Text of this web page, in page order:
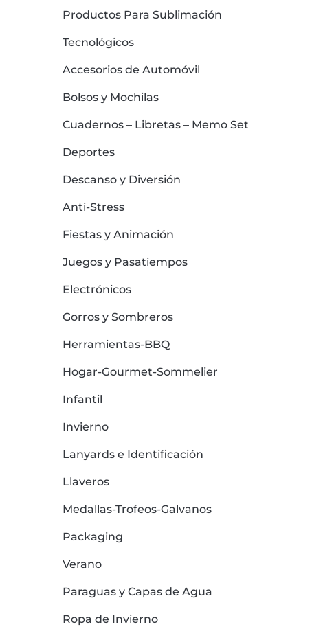
Productos Para Sublimación
Tecnológicos
Accesorios de Automóvil
Bolsos y Mochilas
Cuadernos – Libretas – Memo Set
Deportes
Descanso y Diversión
Anti-Stress
Fiestas y Animación
Juegos y Pasatiempos
Electrónicos
Gorros y Sombreros
Herramientas-BBQ
Hogar-Gourmet-Sommelier
Infantil
Invierno
Lanyards e Identificación
Llaveros
Medallas-Trofeos-Galvanos
Packaging
Verano
Paraguas y Capas de Agua
Ropa de Invierno